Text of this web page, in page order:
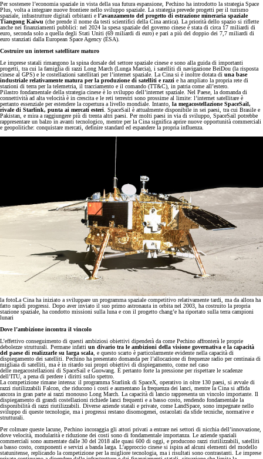
Per sostenere l’economia spaziale in vista della sua futura espansione, Pechino ha introdotto la strategia Space
Plus, volta a integrare nuove frontiere nello sviluppo spaziale. La strategia prevede progetti per il turismo
spaziale, infrastrutture digitali orbitanti e l’avanzamento del progetto di estrazione mineraria spaziale
Tiangong Kaiwu (che prende il nome da testi scientifici della Cina antica). La priorità dello spazio si riflette
anche nei finanziamenti pubblici: nel 2024 la spesa spaziale del governo cinese è stata di circa 17 miliardi di
euro, seconda solo a quella degli Stati Uniti (69 miliardi di euro) e pari a più del doppio dei 7,7 miliardi di
euro stanziati dalla European Space Agency (ESA).
Costruire un internet satellitare maturo
Le imprese statali rimangono la spina dorsale del settore spaziale cinese e sono alla guida di importanti
progetti, tra cui la famiglia di razzi Long March (Lunga Marcia), i satelliti di navigazione BeiDou (la risposta
cinese al GPS) e le costellazioni satellitari per l’internet spaziale. La Cina si è inoltre dotata di una base
industriale relativamente matura per la produzione di satelliti e razzi e ha ampliato la propria rete di
stazioni di terra per la telemetria, il tracciamento e il comando (TT&C), in patria come all’estero.
Pilastro fondamentale della strategia cinese è lo sviluppo dell’internet spaziale. Nel Paese, la domanda di
connettività ad alta velocità è in crescita e le reti terrestri sono prossime al limite: l’internet satellitare è
pertanto essenziale per estendere la copertura a livello mondiale. Intanto, la megacostellazione SpaceSail,
rivale di Starlink, punta ai mercati esteri . SpaceSail è attualmente disponibile in sei paesi, tra cui Brasile e
Pakistan, e mira a raggiungere più di trenta altri paesi. Per molti paesi in via di sviluppo, SpaceSail potrebbe
rappresentare un balzo in avanti tecnologico, mentre per la Cina significa aprire nuove opportunità commerciali
e geopolitiche: conquistare mercati, definire standard ed espandere la propria influenza.
la fotoLa Cina ha iniziato a sviluppare un programma spaziale competitivo relativamente tardi, ma da allora ha
fatto rapidi progressi. Dopo aver inviato il suo primo astronauta in orbita nel 2003, ha costruito la propria
stazione spaziale, ha condotto missioni sulla luna e con il progetto chang’e ha riportato sulla terra campioni
lunari
Dove l’ambizione incontra il vincolo
L’effettivo conseguimento di questi ambiziosi obiettivi dipenderà da come Pechino affronterà le proprie
debolezze strutturali. Permane infatti un divario tra le ambizioni della visione governativa e la capacità
del paese di realizzarle su larga scala , e questo scarto è particolarmente evidente nella capacità di
dispiegamento dei satelliti. Pechino ha presentato domanda per l’allocazione di frequenze radio per centinaia di
migliaia di satelliti, ma è in ritardo sui propri obiettivi di dispiegamento, come nel caso
delle megacostellazioni di SpaceSail e Guowang. È pertanto forte la pressione per rispettare le scadenze
dell’ITU, a pena di perdere i diritti sullo spettro.
La competizione rimane intensa: il programma Starlink di SpaceX, operativo in oltre 130 paesi, si avvale di
razzi riutilizzabili Falcon, che riducono i costi e aumentano la frequenza dei lanci, mentre la Cina si affida
ancora in gran parte ai razzi monouso Long March. La capacità di lancio rappresenta un vincolo importante. Il
dispiegamento di grandi costellazioni richiede lanci frequenti e a basso costo, rendendo fondamentale la
disponibilità di razzi riutilizzabili. Diverse aziende statali e private, come LandSpace, sono impegnate nello
sviluppo di queste tecnologie, ma i progressi restano disomogenei, ostacolati da sfide tecniche, normative e
strutturali.
Per colmare queste lacune, Pechino incoraggia gli attori privati a entrare nei settori di nicchia dell’innovazione,
dove velocità, modularità e riduzione dei costi sono di fondamentale importanza. Le aziende spaziali
commerciali sono aumentate dalle 30 del 2018 alle quasi 600 di oggi, e producono razzi riutilizzabili, satelliti
a basso costo, componenti e servizi a banda larga. L’approccio cinese si ispira ad alcuni elementi del modello
statunitense, replicando la competizione per la migliore tecnologia, ma i risultati sono contrastanti. Le imprese